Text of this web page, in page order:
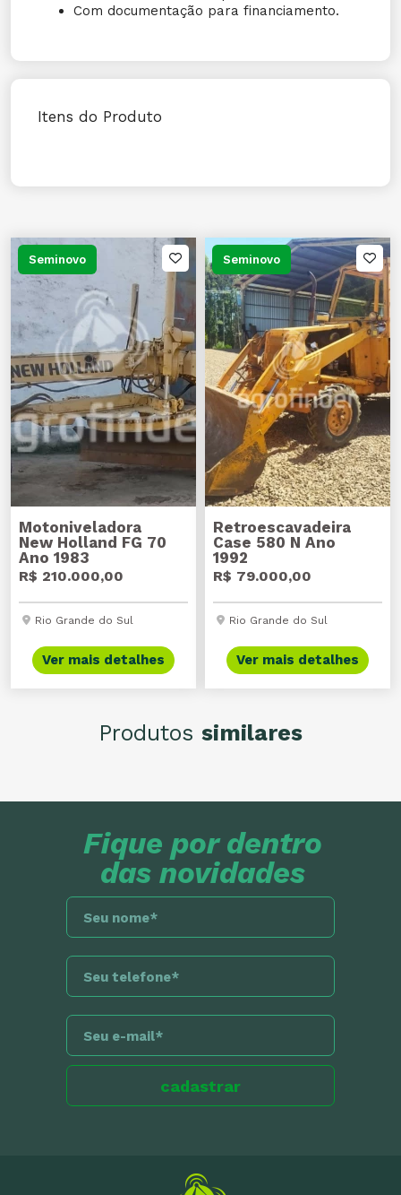
Com documentação para financiamento.
Itens do Produto
Produtos similares
Seminovo
Motoniveladora
New Holland FG 70
Ano 1983
R$ 210.000,00
Rio Grande do Sul
Ver mais detalhes
Seminovo
Retroescavadeira
Case 580 N Ano
1992
R$ 79.000,00
Rio Grande do Sul
Ver mais detalhes
Fique por dentro
das novidades